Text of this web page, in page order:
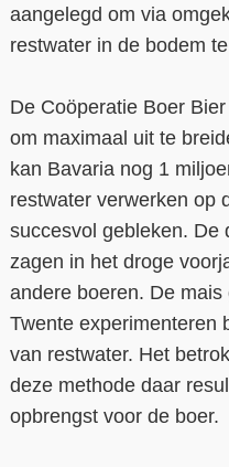
aangelegd om via
restwater in de bodem
De Coöperatie Boer
om maximaal uit te
kan Bavaria nog 1
restwater verwerken op
succesvol gebleken. De
zagen in het droge
andere boeren. De mais
Twente experimenteren
van restwater. Het
deze methode daar
opbrengst voor de boer.